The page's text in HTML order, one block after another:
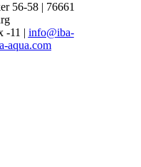
56-58 | 76661
-11 | info@iba-
aqua.com